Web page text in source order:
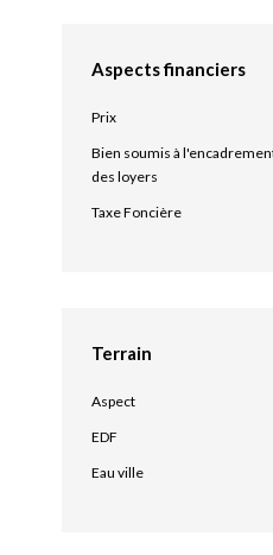
Aspects financiers
Prix
Bien soumis à
des loyers
Taxe Foncière
Terrain
Aspect
EDF
Eau ville